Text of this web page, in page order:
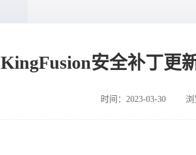
KingFusion安全补丁更
时间：2023-03-30 浏